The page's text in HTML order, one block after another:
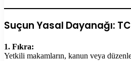
Suçun Yasal Dayanağı:
1. Fıkra:
Yetkili makamların, kanun veya